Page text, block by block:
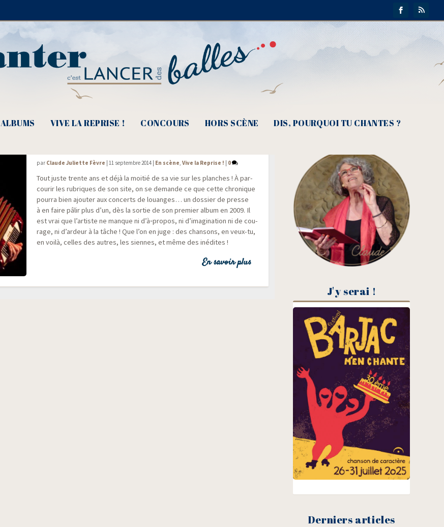
ALBUMS VIVE LA REPRISE ! CONCOURS HORS SCÈNE DIS, POURQUOI TU CHANTES ?
par Claude Juliette Fèvre |11 septembre 2014 En scène,Vive la Reprise ! 0
Tout juste trente ans et déjà la moi­tié de sa vie sur les planches ! À par­
cou­rir les rubriques de son site, on se demande ce que cette chro­nique
pour­ra bien ajou­ter aux concerts de louanges… un dos­sier de presse
à en faire pâlir plus d’un, dès la sor­tie de son pre­mier album en 2009. Il
est vrai que l’artiste ne manque ni d’à‑propos, ni d’imagination ni de cou­
rage, ni d’ardeur à la tâche ! Que l’on en juge : des chan­sons, en veux-tu,
en voi­là, celles des autres, les siennes, et même des inédites !
En savoir plus
J'y serai !
Derniers articles